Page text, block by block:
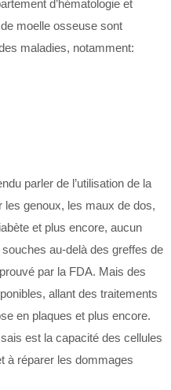
d’hématologie et
moelle osseuse sont
maladies, notamment:
parler de l’utilisation de la
les genoux, les maux de dos,
et plus encore, aucun
au-delà des greffes de
par la FDA. Mais des
allant des traitements
en plaques et plus encore.
est la capacité des cellules
à réparer les dommages